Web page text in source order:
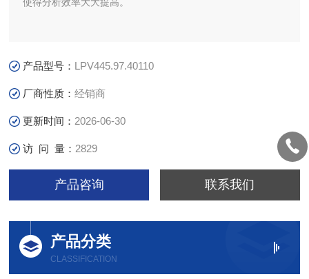
产品型号： LPV445.97.40110
厂商性质：经销商
更新时间： 2026-06-30
访 问 量： 2829
产品咨询 联系我们
产品分类
CLASSIFICATION